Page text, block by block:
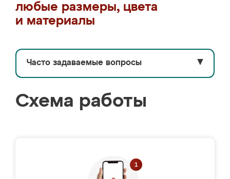
любые размеры, цвета
и материалы
Часто задаваемые вопросы ▼
Схема работы